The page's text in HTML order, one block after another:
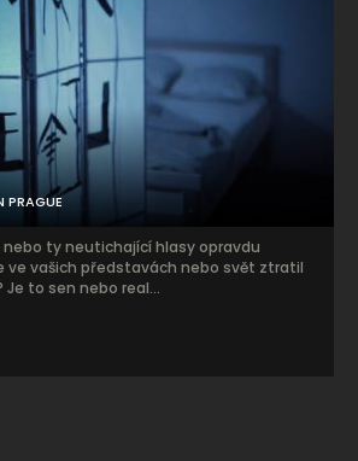
PRAGUE
ty neutichající hlasy opravdu
ve vašich představách nebo svět ztratil
to sen nebo real...